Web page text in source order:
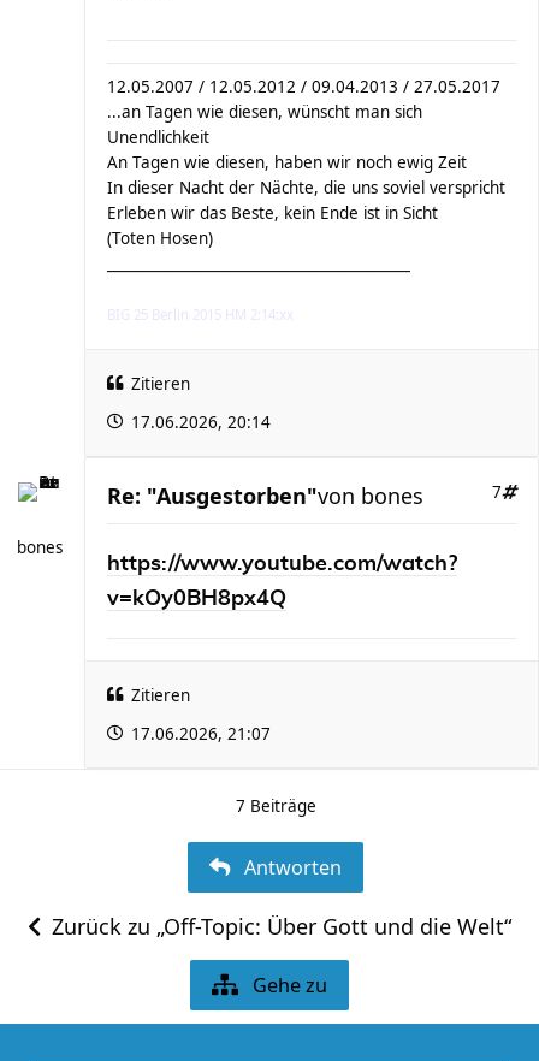
12.05.2007 / 12.05.2012 / 09.04.2013 / 27.05.2017
...an Tagen wie diesen, wünscht man sich
Unendlichkeit
An Tagen wie diesen, haben wir noch ewig Zeit
In dieser Nacht der Nächte, die uns soviel verspricht
Erleben wir das Beste, kein Ende ist in Sicht
(Toten Hosen)
BIG 25 Berlin 2015 HM 2:14:xx
Zitieren
17.06.2026, 20:14
bones
Re: "Ausgestorben" 7
von bones
https://www.youtube.com/watch?
v=kOy0BH8px4Q
Zitieren
17.06.2026, 21:07
7 Beiträge
Antworten
Zurück zu „Off-Topic: Über Gott und die Welt“
Gehe zu